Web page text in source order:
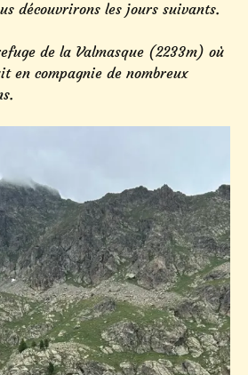
découvrirons les jours suivants.
de la Valmasque (2233m) où
en compagnie de nombreux